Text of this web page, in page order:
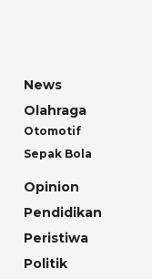
News
Olahraga
Otomotif
Sepak Bola
Opinion
Pendidikan
Peristiwa
Politik